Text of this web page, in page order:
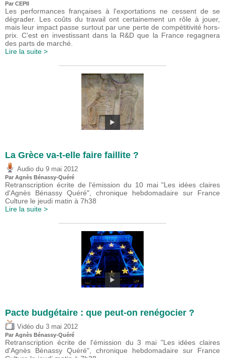
Par CEPII
Les performances françaises à l'exportations ne cessent de se
dégrader. Les coûts du travail ont certainement un rôle à jouer,
mais leur impact passe surtout par une perte de compétitivité hors-
prix. C’est en investissant dans la R&D que la France regagnera
des parts de marché.
Lire la suite >
La Grèce va-t-elle faire faillite ?
Audio du 9 mai 2012
Par Agnès Bénassy-Quéré
Retranscription écrite de l'émission du 10 mai "Les idées claires
d'Agnès Bénassy Quéré", chronique hebdomadaire sur France
Culture le jeudi matin à 7h38
Lire la suite >
Pacte budgétaire : que peut-on renégocier ?
Vidéo du 3 mai 2012
Par Agnès Bénassy-Quéré
Retranscription écrite de l'émission du 3 mai "Les idées claires
d'Agnès Bénassy Quéré", chronique hebdomadaire sur France